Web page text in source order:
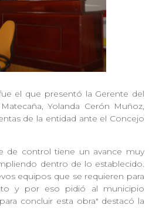
el que presentó la Gerente del
Yolanda Cerón Muñoz,
de la entidad ante el Concejo
de control tiene un avance muy
dentro de lo establecido.
equipos que se requieren para
y por eso pidió al municipio
concluir esta obra" destacó la